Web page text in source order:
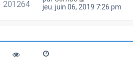
201264
jeu. juin 06, 2019 7:26 pm